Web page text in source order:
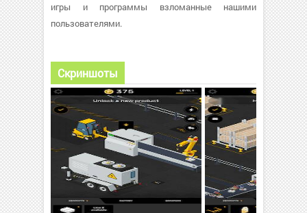
игры и программы взломанные нашими
пользователями.
Скриншоты